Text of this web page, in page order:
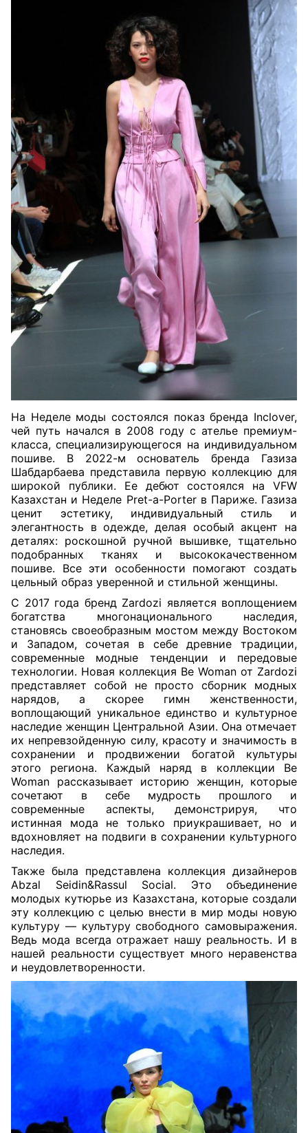
На Неделе моды состоялся показ бренда Inclover,
чей путь начался в 2008 году с ателье премиум-
класса, специализирующегося на индивидуальном
пошиве. В 2022-м основатель бренда Газиза
Шабдарбаева представила первую коллекцию для
широкой публики. Ее дебют состоялся на VFW
Казахстан и Неделе Pret-a-Porter в Париже. Газиза
ценит эстетику, индивидуальный стиль и
элегантность в одежде, делая особый акцент на
деталях: роскошной ручной вышивке, тщательно
подобранных тканях и высококачественном
пошиве. Все эти особенности помогают создать
цельный образ уверенной и стильной женщины.
С 2017 года бренд Zardozi является воплощением
богатства многонационального наследия,
становясь своеобразным мостом между Востоком
и Западом, сочетая в себе древние традиции,
современные модные тенденции и передовые
технологии. Новая коллекция Be Woman от Zardozi
представляет собой не просто сборник модных
нарядов, а скорее гимн женственности,
воплощающий уникальное единство и культурное
наследие женщин Центральной Азии. Она отмечает
их непревзойденную силу, красоту и значимость в
сохранении и продвижении богатой культуры
этого региона. Каждый наряд в коллекции Be
Woman рассказывает историю женщин, которые
сочетают в себе мудрость прошлого и
современные аспекты, демонстрируя, что
истинная мода не только приукрашивает, но и
вдохновляет на подвиги в сохранении культурного
наследия.
Также была представлена коллекция дизайнеров
Abzal Seidin&Rassul Social. Это объединение
молодых кутюрье из Казахстана, которые создали
эту коллекцию с целью внести в мир моды новую
культуру — культуру свободного самовыражения.
Ведь мода всегда отражает нашу реальность. И в
нашей реальности существует много неравенства
и неудовлетворенности.